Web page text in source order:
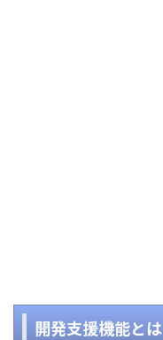
開発支援機能とは